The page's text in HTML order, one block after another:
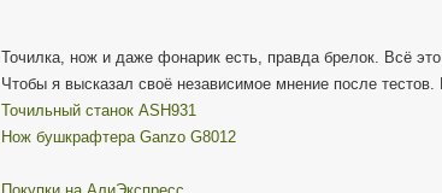
Точилка, нож и даже фонарик есть, правда брелок. Всё
Чтобы я высказал своё независимое мнение после
Точильный станок ASH931
Нож бушкрафтера Ganzo G8012